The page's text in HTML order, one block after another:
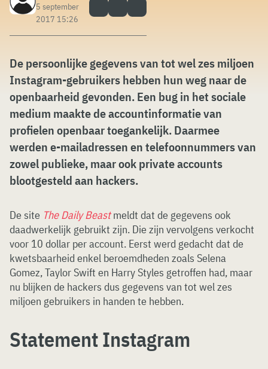
5 september
2017 15:26
De persoonlijke gegevens van tot wel zes miljoen
Instagram-gebruikers hebben hun weg naar de
openbaarheid gevonden. Een bug in het sociale
medium maakte de accountinformatie van
profielen openbaar toegankelijk. Daarmee
werden e-mailadressen en telefoonnummers van
zowel publieke, maar ook private accounts
blootgesteld aan hackers.
De site The Daily Beastmeldt dat de gegevens ook
daadwerkelijk gebruikt zijn. Die zijn vervolgens verkocht
voor 10 dollar per account. Eerst werd gedacht dat de
kwetsbaarheid enkel beroemdheden zoals Selena
Gomez, Taylor Swift en Harry Styles getroffen had, maar
nu blijken de hackers dus gegevens van tot wel zes
miljoen gebruikers in handen te hebben.
Statement Instagram